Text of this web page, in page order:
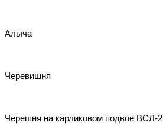
Алыча
Черевишня
Черешня на карликовом подвое ВСЛ-2